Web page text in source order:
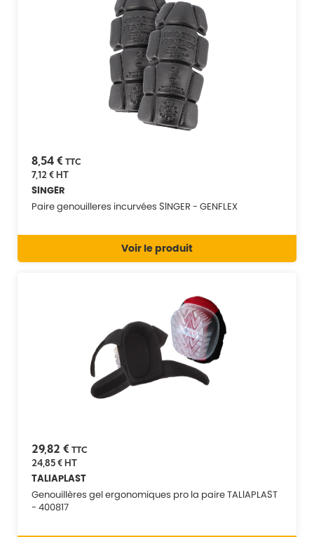
8,54 € TTC
7,12 €HT
SINGER
Paire genouilleres incurvées SINGER - GENFLEX
Voir le produit
29,82 € TTC
24,85 €HT
TALIAPLAST
Genouillères gel ergonomiques pro la paire TALIAPLAST
- 400817